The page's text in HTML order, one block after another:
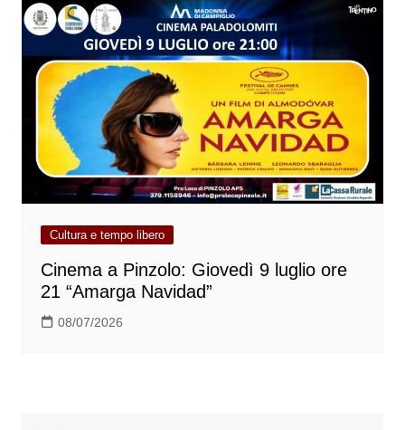
Cultura e tempo libero
Cinema a Pinzolo: Giovedì 9 luglio ore
21 “Amarga Navidad”
08/07/2026